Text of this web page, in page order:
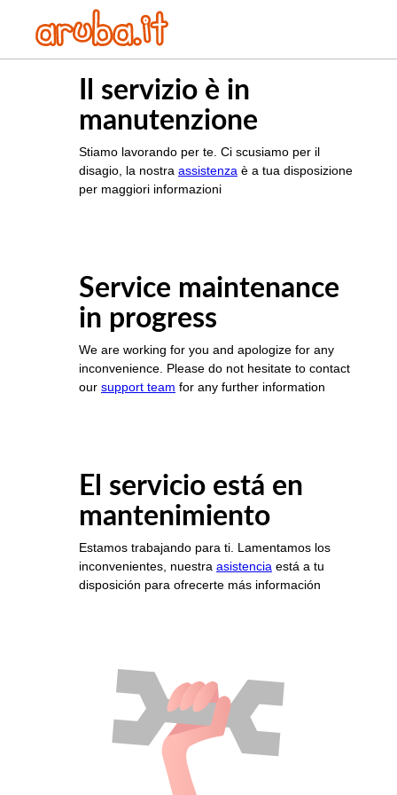
Il servizio è in
manutenzione
Stiamo lavorando per te. Ci scusiamo per il
disagio, la nostra assistenza è a tua disposizione
per maggiori informazioni
Service maintenance
in progress
We are working for you and apologize for any
inconvenience. Please do not hesitate to contact
our support team for any further information
El servicio está en
mantenimiento
Estamos trabajando para ti. Lamentamos los
inconvenientes, nuestra asistencia está a tu
disposición para ofrecerte más información